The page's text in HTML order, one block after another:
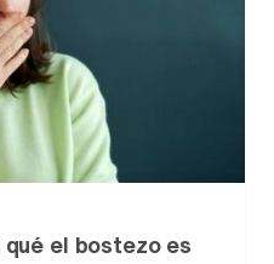
el bostezo es